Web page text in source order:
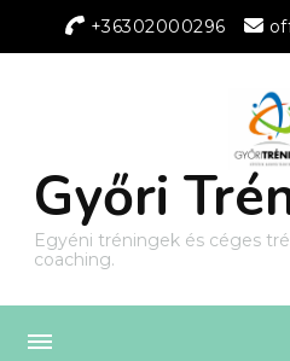
+36302000296
Győri
Egyéni tréningek és céges
coaching.